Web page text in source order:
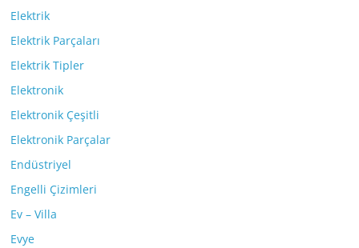
Elektrik
Elektrik Parçaları
Elektrik Tipler
Elektronik
Elektronik Çeşitli
Elektronik Parçalar
Endüstriyel
Engelli Çizimleri
Ev – Villa
Evye